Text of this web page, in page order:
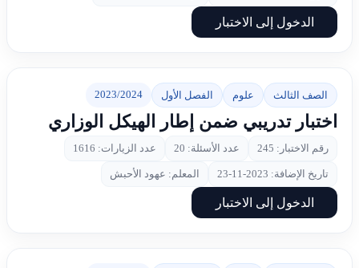
الدخول إلى الاختبار
الصف الثالث علوم الفصل الأول 2023/2024
اختبار تدريبي ضمن إطار الهيكل الوزاري
رقم الاختبار: 245 عدد الأسئلة: 20 عدد الزيارات: 1616
تاريخ الإضافة: 2023-11-23 المعلم: عهود الأحبش
الدخول إلى الاختبار